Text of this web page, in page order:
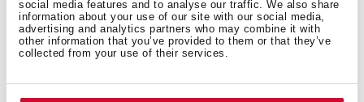
social media features and to analyse our traffic. We also share
information about your use of our site with our social media,
advertising and analytics partners who may combine it with
other information that you’ve provided to them or that they’ve
collected from your use of their services.
Fișa produsului
Schițe tehnice
Imagini la rezoluție mare